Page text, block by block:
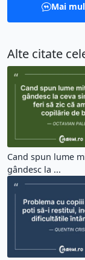
Mai
Alte citate
Cand spun lume
gândesc la ...